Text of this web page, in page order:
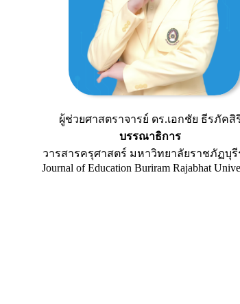
ผู้ช่วยศาสตราจารย์ ดร.เอกชัย ธีรภัคสิ
บรรณาธิการ
วารสารครุศาสตร์ มหาวิทยาลัยราชภัฏบุรี
Journal of Education Buriram Rajabhat